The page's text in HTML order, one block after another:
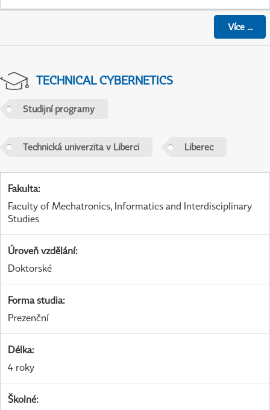
Více...
TECHNICAL CYBERNETICS
Studijní programy
Technická univerzita v Liberci Liberec
Fakulta:
Faculty of Mechatronics, Informatics and Interdisciplinary
Studies
Úroveň vzdělání:
Doktorské
Forma studia:
Prezenční
Délka:
4 roky
Školné: